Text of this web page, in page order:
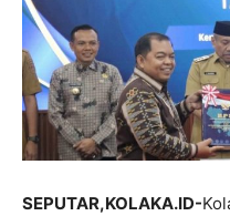
SEPUTAR,KOLAKA.ID-